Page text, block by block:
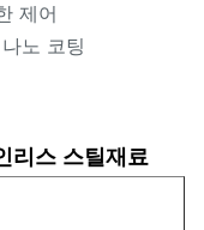
제어
노 코팅
리스 스틸재료